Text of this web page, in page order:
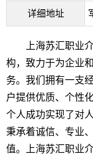
详细地址
上海苏汇职业
构，致力于为企业
务。我们拥有一支
户提供优质、个性
个人成功实现了对
秉承着诚信、专业
值。上海苏汇职业